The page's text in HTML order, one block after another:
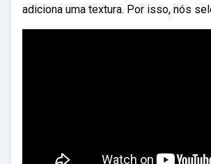
adiciona uma textura. Por isso, nós